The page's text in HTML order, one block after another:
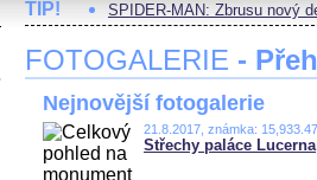
TIP! SPIDER-MAN: Zbrusu nový
FOTOGALERIE -
Nejnovější fotogalerie
21.8.2017, známka: 15,933.47
Střechy paláce Lucerna